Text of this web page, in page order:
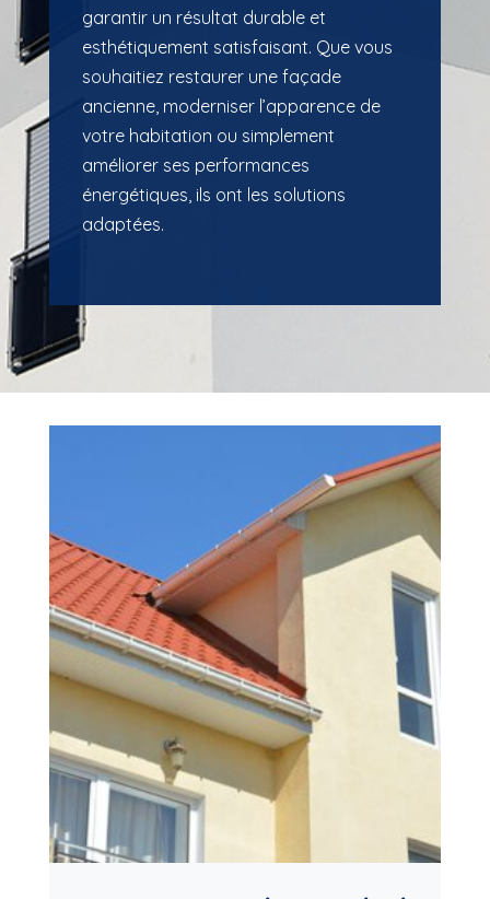
garantir un résultat durable et
esthétiquement satisfaisant. Que vous
souhaitiez restaurer une façade
ancienne, moderniser l’apparence de
votre habitation ou simplement
améliorer ses performances
énergétiques, ils ont les solutions
adaptées.